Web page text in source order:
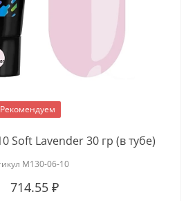
Рекомендуем
Soft Lavender 30 гр (в тубе)
М130-06-10
714.55 ₽